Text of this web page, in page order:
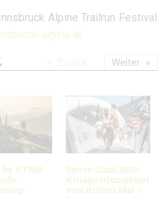
Alpine Trailrun Festival
alpine.at.
by UTMB
Sierre-Zinal 2026:
Kiriago triumphiert
zum dritten Mal –
Weiter